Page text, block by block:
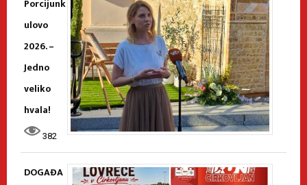
Porcijunk
ulovo
2026. –
Jedno
veliko
hvala!
382
DOGAĐA